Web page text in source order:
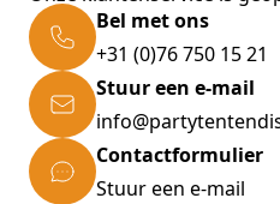
Voor het tentdak en
standaard 420D
volgende
320 gr/m²
Standaard kleuren: wit,
Bel met ons
+31 (0)76 750 15 21
Stuur een e-mail
Contactformulier
Stuur een e-mail